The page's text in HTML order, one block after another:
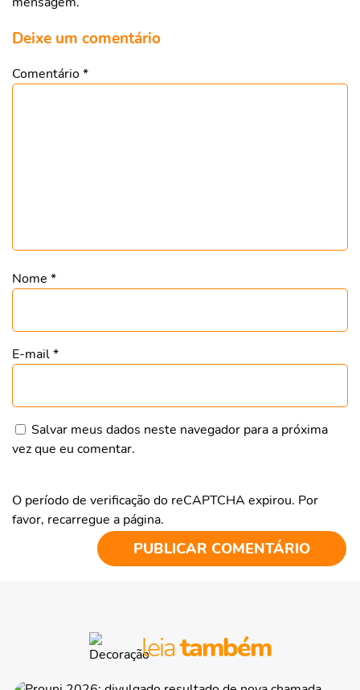
Deixe um comentário
Comentário*
Nome *
E-mail*
Salvar meus dados neste navegador para a próxima
vez que eu comentar.
O período de verificação do reCAPTCHA expirou. Por
favor, recarregue a página.
leiatambém